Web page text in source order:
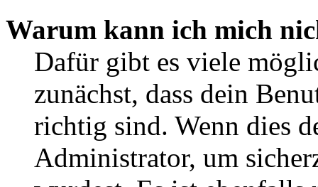
Warum kann ich mich
Dafür gibt es viele
zunächst, dass dein
richtig sind. Wenn dies
Administrator, um